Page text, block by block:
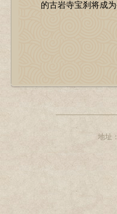
的古岩寺宝刹将成
地址